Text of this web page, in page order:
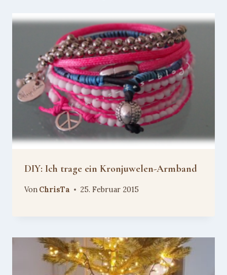
DIY: Ich trage ein Kronjuwelen-Armband
Von ChrisTa 25. Februar 2015